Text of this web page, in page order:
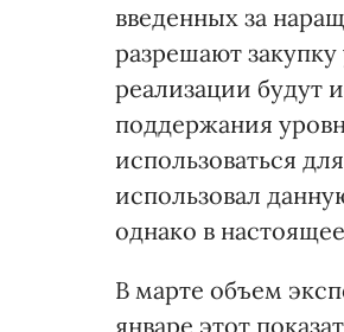
введенных за
разрешают
реализации будут
поддержания
использоваться
использовал
однако в
В марте объем
январе этот